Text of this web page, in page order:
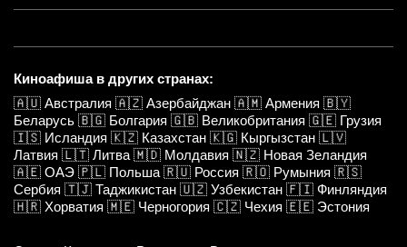
Киноафиша в других странах:
🇦🇺 Австралия 🇦🇿 Азербайджан 🇦🇲 Армения 🇧🇾
Беларусь 🇧🇬 Болгария 🇬🇧 Великобритания 🇬🇪 Грузия
🇮🇸 Исландия 🇰🇿 Казахстан 🇰🇬 Кыргызстан 🇱🇻
Латвия 🇱🇹 Литва 🇲🇩 Молдавия 🇳🇿 Новая Зеландия
🇦🇪 ОАЭ 🇵🇱 Польша 🇷🇺 Россия 🇷🇴 Румыния 🇷🇸
Сербия 🇹🇯 Таджикистан 🇺🇿 Узбекистан 🇫🇮 Финляндия
🇭🇷 Хорватия 🇲🇪 Черногория 🇨🇿 Чехия 🇪🇪 Эстония